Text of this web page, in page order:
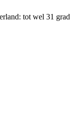
tot wel 31